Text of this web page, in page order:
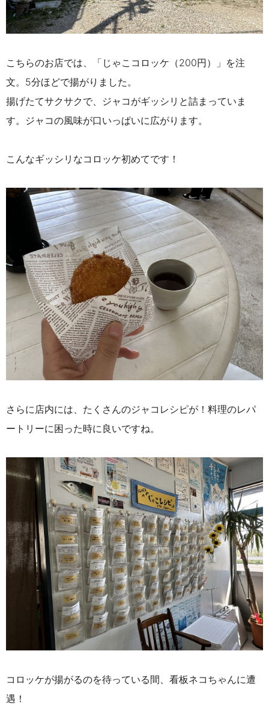
こちらのお店では、「じゃこコロッケ（200円）」を注
文。5分ほどで揚がりました。
揚げたてサクサクで、ジャコがギッシリと詰まっていま
す。ジャコの風味が口いっぱいに広がります。
こんなギッシリなコロッケ初めてです！
さらに店内には、たくさんのジャコレシピが！料理のレパ
ートリーに困った時に良いですね。
コロッケが揚がるのを待っている間、看板ネコちゃんに遭
遇！